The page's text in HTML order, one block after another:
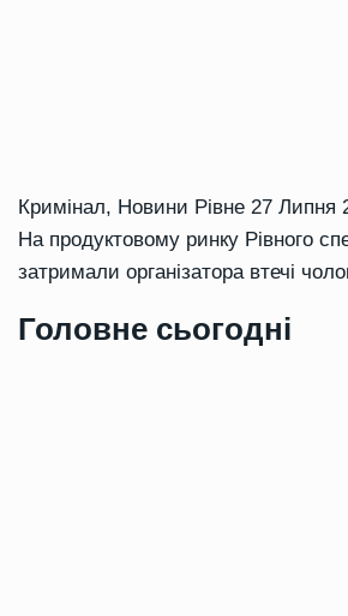
Кримінал, Новини Рівне 27 Липня
На продуктовому ринку Рівного
затримали організатора втечі
Головне сьогодні